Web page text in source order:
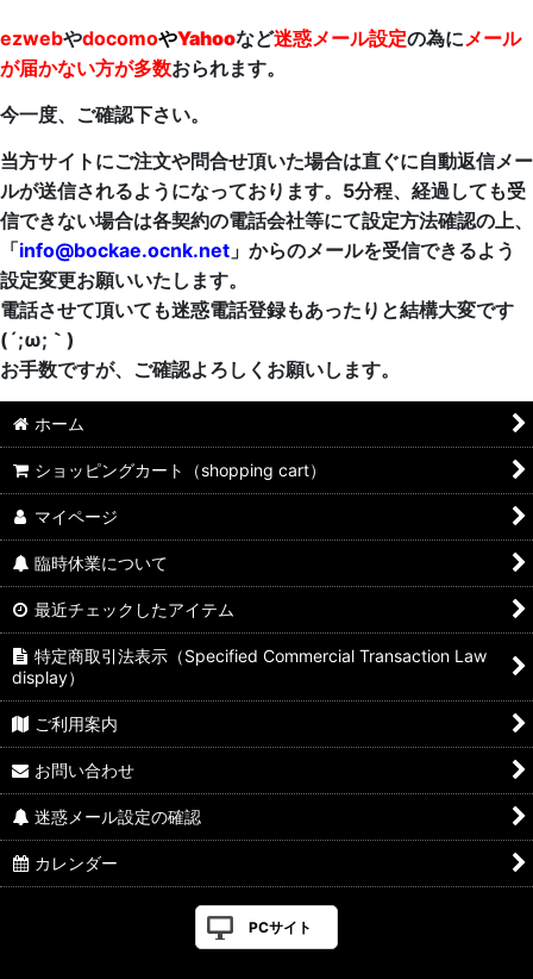
ezwebやdocomoやYahooなど迷惑メール設定の為に メール
が届かない方が多数おられます。
今一度、ご確認下さい。
当方サイトにご注文や問合せ頂いた場合は直ぐに自動返信メー
ルが送信されるようになっております。5分程、経過しても受
信できない場合は各契約の電話会社等にて設定方法確認の上、
「info@bockae.ocnk.net 」からのメールを受信できるよう
設定変更お願いいたします。
電話させて頂いても迷惑電話登録もあったりと結構大変です
(´;ω;｀)
お手数ですが、ご確認よろしくお願いします。
ホーム
ショッピングカート（shopping cart）
マイページ
臨時休業について
最近チェックしたアイテム
特定商取引法表示（Specified Commercial Transaction Law
display）
ご利用案内
お問い合わせ
迷惑メール設定の確認
カレンダー
PCサイト